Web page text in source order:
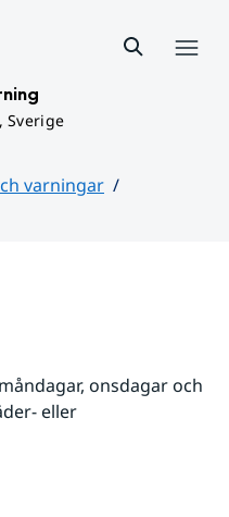
Sverige
varningar
onsdagar och
eller